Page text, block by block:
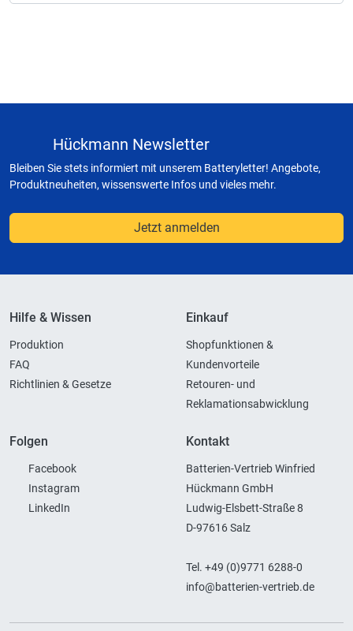
Hückmann Newsletter
Bleiben Sie stets informiert mit unserem Batteryletter! Angebote,
Produktneuheiten, wissenswerte Infos und vieles mehr.
Jetzt anmelden
Hilfe & Wissen
Produktion
FAQ
Richtlinien & Gesetze
Einkauf
Shopfunktionen &
Kundenvorteile
Retouren- und
Reklamationsabwicklung
Folgen
Facebook
Instagram
LinkedIn
Kontakt
Batterien-Vertrieb Winfried
Hückmann GmbH
Ludwig-Elsbett-Straße 8
D-97616 Salz
Tel. +49 (0)9771 6288-0
info@batterien-vertrieb.de